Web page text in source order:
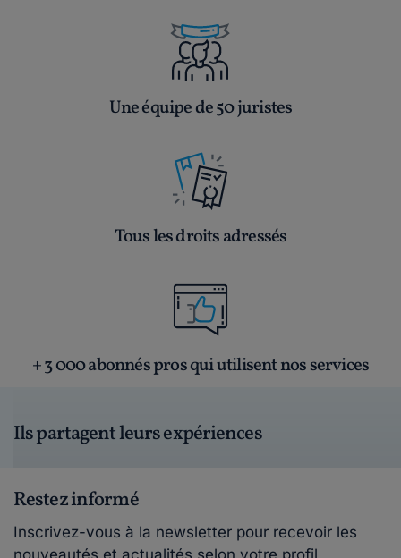
Une équipe de 50 juristes
Tous les droits adressés
+ 3 000 abonnés pros qui utilisent nos services
Ils partagent leurs expériences
Restez informé
Inscrivez-vous à la newsletter pour recevoir les